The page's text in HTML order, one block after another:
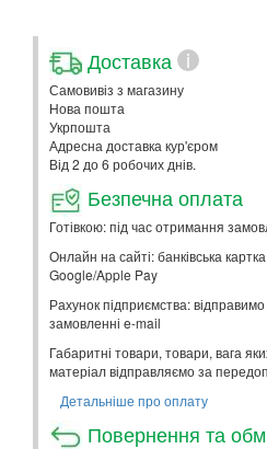
Доставка i
Самовивіз з магазину
Нова пошта
Укрпошта
Адресна доставка кур'єром
Від 2 до 6 робочих днів.
Безпечна оплата
Готівкою: під час отримання
Онлайн на сайті: банківська
Google/Apple Pay
Рахунок підприємства:
замовленні e-mail
Габаритні товари, товари, вага
матеріал відправляємо за
Детальніше про оплату
Повернення та